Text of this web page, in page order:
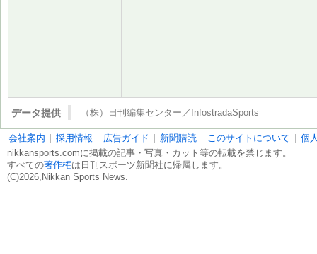
データ提供 （株）日刊編集センター／InfostradaSports
会社案内 採用情報 広告ガイド 新聞購読 このサイトについて
個
nikkansports.comに掲載の記事・写真・カット等の転載を禁じます。
すべての著作権は日刊スポーツ新聞社に帰属します。
(C)2026,Nikkan Sports News.